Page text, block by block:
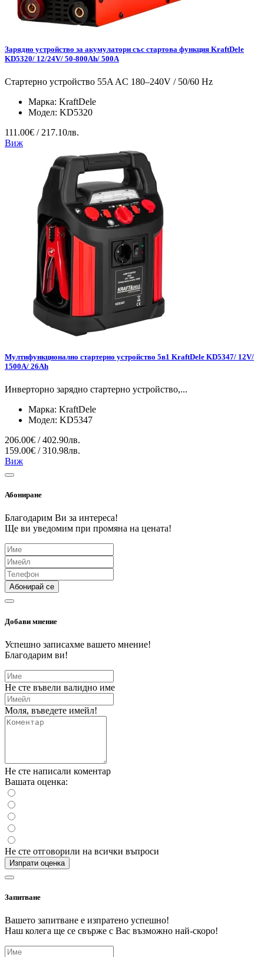
Зарядно устройство за акумулатори със стартова функция KraftDele
KD5320/ 12/24V/ 50-800Ah/ 500A
Стартерно устройство 55A AC 180–240V / 50/60 Hz
Марка: KraftDele
Модел: KD5320
111.00€ / 217.10лв.
Виж
Мултифункционално стартерно устройство 5в1 KraftDele KD5347/ 12V/
1500А/ 26Ah
Инверторно зарядно стартерно устройство,...
Марка: KraftDele
Модел: KD5347
206.00€ / 402.90лв.
159.00€ / 310.98лв.
Виж
Абониране
Благодарим Ви за интереса!
Ще ви уведомим при промяна на цената!
Абонирай се
Добави мнение
Успешно записахме вашето мнение!
Благодарим ви!
Не сте въвели валидно име
Моля, въведете имейл!
Не сте написали коментар
Вашата оценка:
Не сте отговорили на всички въпроси
Изпрати оценка
Запитване
Вашето запитване е изпратено успешно!
Наш колега ще се свърже с Вас възможно най-скоро!